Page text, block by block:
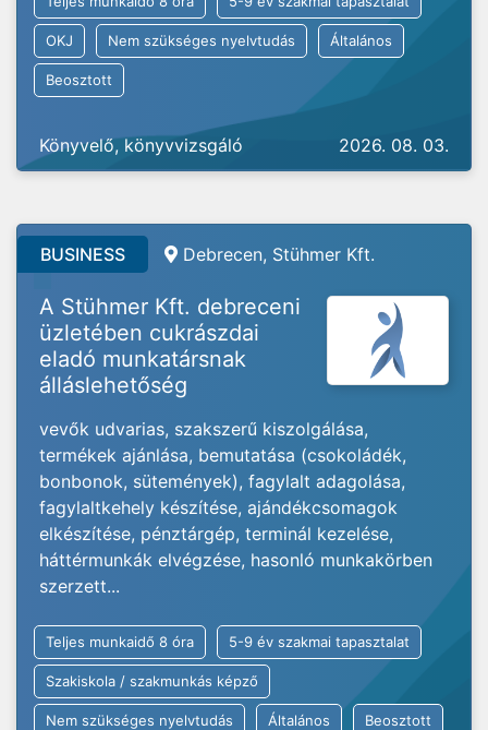
OKJ Nem szükséges nyelvtudás Általános
Beosztott
Könyvelő, könyvvizsgáló 2026. 08. 03.
BUSINESS Debrecen, Stühmer Kft.
A Stühmer Kft. debreceni
üzletében cukrászdai
eladó munkatársnak
álláslehetőség
vevők udvarias, szakszerű kiszolgálása,
termékek ajánlása, bemutatása (csokoládék,
bonbonok, sütemények), fagylalt adagolása,
fagylaltkehely készítése, ajándékcsomagok
elkészítése, pénztárgép, terminál kezelése,
háttérmunkák elvégzése, hasonló munkakörben
szerzett...
Teljes munkaidő 8 óra 5-9 év szakmai tapasztalat
Szakiskola / szakmunkás képző
Nem szükséges nyelvtudás Általános Beosztott